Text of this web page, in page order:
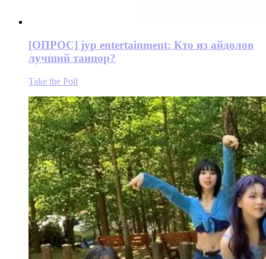
[ОПРОС] jyp entertainment: Кто из айдолов
лучший танцор?
Take the Poll